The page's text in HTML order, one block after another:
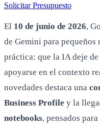
Solicitar Presupuesto
El 10 de junio de 2026,
de Gemini para pequeños
práctica: que la IA deje
apoyarse en el contexto
novedades destaca una
Business Profile y la
notebooks, pensados